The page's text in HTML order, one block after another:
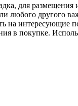
для
любого другого
на интересующие
в покупке.